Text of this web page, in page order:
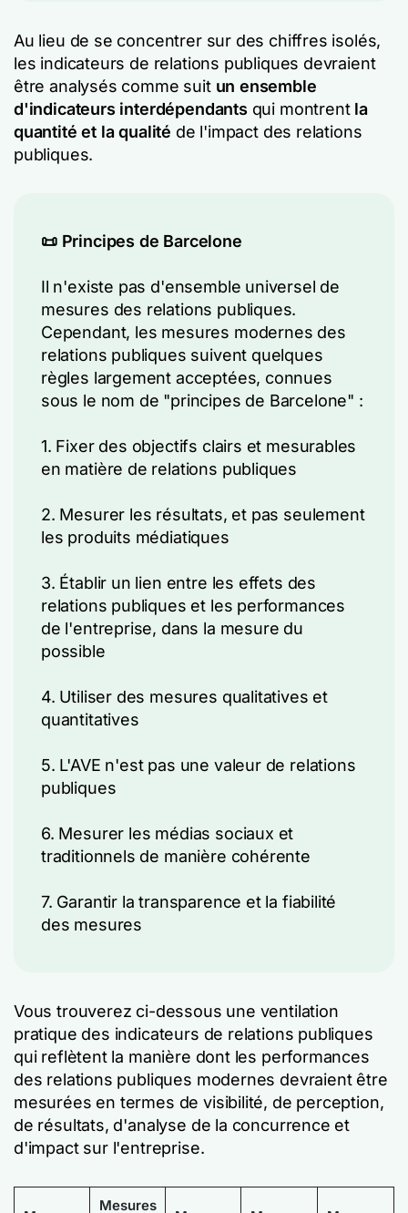
Au lieu de se concentrer sur des chiffres isolés,
les indicateurs de relations publiques devraient
être analysés comme suit un ensemble
d'indicateurs interdépendants qui montrent la
quantité et la qualité de l'impact des relations
publiques.
📜 Principes de Barcelone
Il n'existe pas d'ensemble universel de
mesures des relations publiques.
Cependant, les mesures modernes des
relations publiques suivent quelques
règles largement acceptées, connues
sous le nom de "principes de Barcelone" :
1. Fixer des objectifs clairs et mesurables
en matière de relations publiques
2. Mesurer les résultats, et pas seulement
les produits médiatiques
3. Établir un lien entre les effets des
relations publiques et les performances
de l'entreprise, dans la mesure du
possible
4. Utiliser des mesures qualitatives et
quantitatives
5. L'AVE n'est pas une valeur de relations
publiques
6. Mesurer les médias sociaux et
traditionnels de manière cohérente
7. Garantir la transparence et la fiabilité
des mesures
Vous trouverez ci-dessous une ventilation
pratique des indicateurs de relations publiques
qui reflètent la manière dont les performances
des relations publiques modernes devraient être
mesurées en termes de visibilité, de perception,
de résultats, d'analyse de la concurrence et
d'impact sur l'entreprise.
Mesures